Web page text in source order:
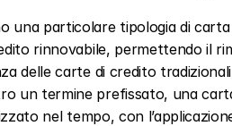
una particolare tipologia di
rinnovabile, permettendo il
delle carte di credito
un termine prefissato, una
nel tempo, con